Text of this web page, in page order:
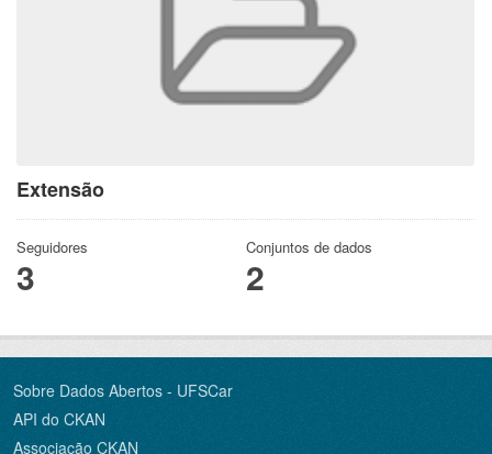
Extensão
Seguidores
3
Conjuntos de dados
2
Sobre Dados Abertos - UFSCar
API do CKAN
Associação CKAN